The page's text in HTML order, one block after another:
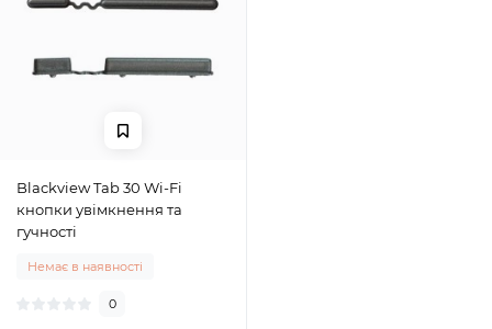
Blackview Tab 30 Wi-Fi
кнопки увімкнення та
гучності
Немає в наявності
0